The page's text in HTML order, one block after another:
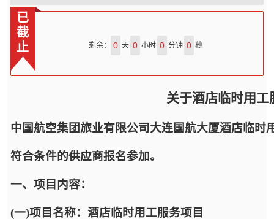
已
截
止
剩余： 0 天 0 小时 0 分钟 0 秒
关于酒店临时用
中国航空集团旅业有限公司大连国航大厦酒店临
符合条件的供应商报名参加。
一、项目内容：
(一)项目名称：酒店临时用工服务项目